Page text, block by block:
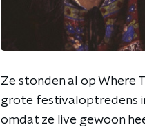
Ze stonden al op Where
grote festivaloptredens
omdat ze live gewoon